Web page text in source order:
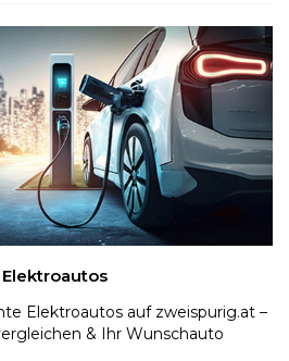
Elektroautos auf zweispurig.at –
& Ihr Wunschauto